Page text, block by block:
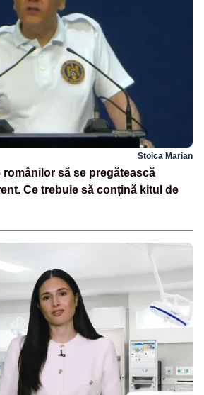
Stoica Marian
românilor să se pregătească
Ce trebuie să conțină kitul de